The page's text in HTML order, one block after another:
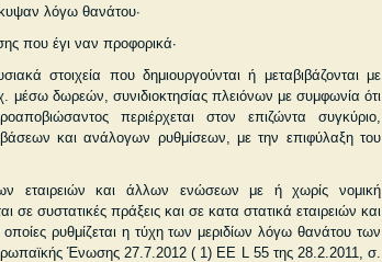
λόγω θανάτου·
που έγι­ ναν προφορικά·
στοιχεία που δημιουργούνται ή μεταβιβάζονται με
μέσω δωρεών, συνιδιοκτησίας πλειόνων με συμφωνία ότι
περιέρχεται στον επιζώντα συγκύριο,
και ανάλογων ρυθμίσεων, με την επιφύλαξη του
εταιρειών και άλλων ενώσεων με ή χωρίς νομική
συστατικές πράξεις και σε κατα­ στατικά εταιρειών και
ρυθμίζεται η τύχη των μεριδίων λόγω θανάτου των
Ένωσης 27.7.2012 ( 1) ΕΕ L 55 της 28.2.2011, σ.